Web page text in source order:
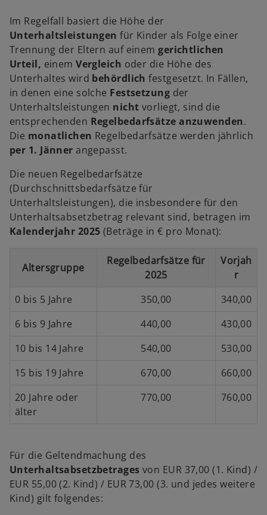
e
g
i
s
e
r
k
a
t
g
e
ö
f
f
e
R
e
i
s
t
e
r
k
a
t
g
ö
f
f
n
e
Im Regelfall basiert die Höhe der
Unterhaltsleistungen für Kinder als Folge einer
Trennung der Eltern auf einemgerichtlichen
Urteil, einemVergleich oder die Höhe des
Unterhaltes wird behördlich festgesetzt. In Fällen,
in denen eine solche Festsetzung der
Unterhaltsleistungen nicht vorliegt, sind die
entsprechenden Regelbedarfsätze anzuwenden.
Die monatlichen Regelbedarfsätze werden jährlich
per 1. Jänner angepasst.
Die neuen Regelbedarfsätze
(Durchschnittsbedarfsätze für
Unterhaltsleistungen), die insbesondere für den
Unterhaltsabsetzbetrag relevant sind, betragen im
Kalenderjahr 2025 (Beträge in € pro Monat):
Altersgruppe
Regelbedarfsätze für
2025
Vorjah
r
0 bis 5 Jahre
350,00
340,00
6 bis 9 Jahre
440,00
430,00
10 bis 14 Jahre
540,00
530,00
15 bis 19 Jahre
670,00
660,00
20 Jahre oder
älter
770,00 760,00
Für die Geltendmachung des
Unterhaltsabsetzbetrages von EUR 37,00 (1. Kind) /
EUR 55,00 (2. Kind) / EUR 73,00 (3. und jedes weitere
Kind) gilt folgendes: